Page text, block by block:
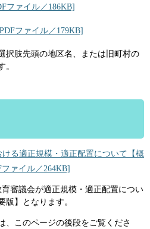
ファイル／186KB]
ファイル／179KB]
択肢先頭の地区名、または旧町村の
。
る適正規模・適正配置について【概
ァイル／264KB]
審議会が適正規模・適正配置につい
版】となります。
、このページの後段をご覧くださ